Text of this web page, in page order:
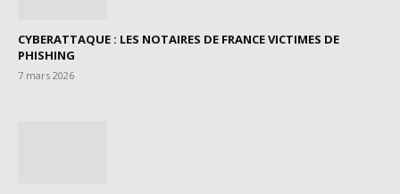
CYBERATTAQUE : LES NOTAIRES DE FRANCE VICTIMES DE
PHISHING
7 mars 2026